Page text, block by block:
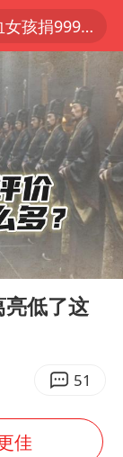
李亚鹏向地铁吐血女孩捐99999元
有保障
狱办书院
沿海登陆
逃犯看演唱会 刚出地铁就被逮住
道歉
黎彼得去世
低了这
51
佳